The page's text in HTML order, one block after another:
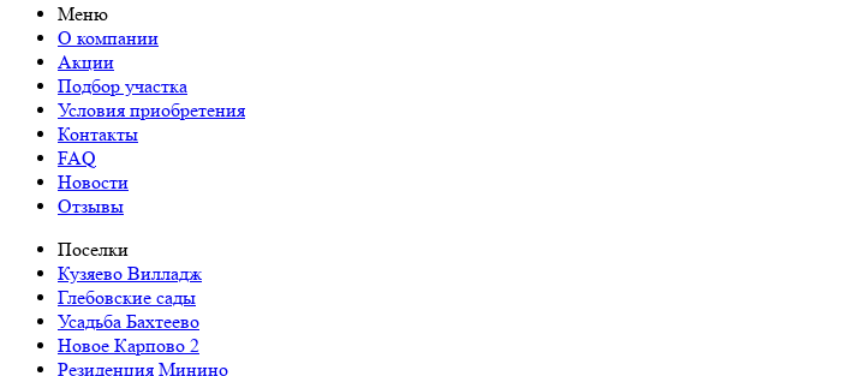
Меню
О компании
Акции
Подбор участка
Условия приобретения
Контакты
FAQ
Новости
Отзывы
Поселки
Кузяево Вилладж
Глебовские сады
Усадьба Бахтеево
Новое Карпово 2
Резиденция Минино